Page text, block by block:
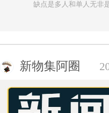
缺点是多人和单人无非
新物集阿圈